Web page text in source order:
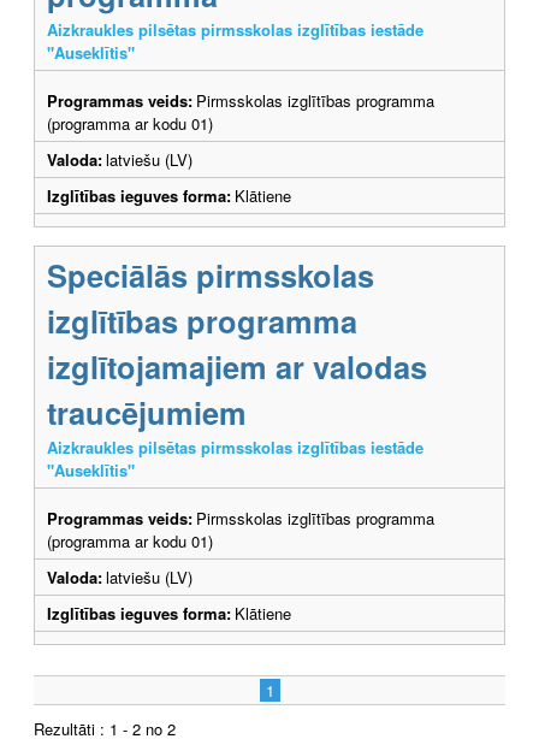
Aizkraukles pilsētas pirmsskolas izglītības iestāde
"Auseklītis"
Programmas veids: Pirmsskolas izglītības programma
(programma ar kodu 01)
Valoda:latviešu (LV)
Izglītības ieguves forma: Klātiene
Speciālās pirmsskolas
izglītības programma
izglītojamajiem ar valodas
traucējumiem
Aizkraukles pilsētas pirmsskolas izglītības iestāde
"Auseklītis"
Programmas veids: Pirmsskolas izglītības programma
(programma ar kodu 01)
Valoda:latviešu (LV)
Izglītības ieguves forma: Klātiene
1
Rezultāti : 1 - 2 no 2